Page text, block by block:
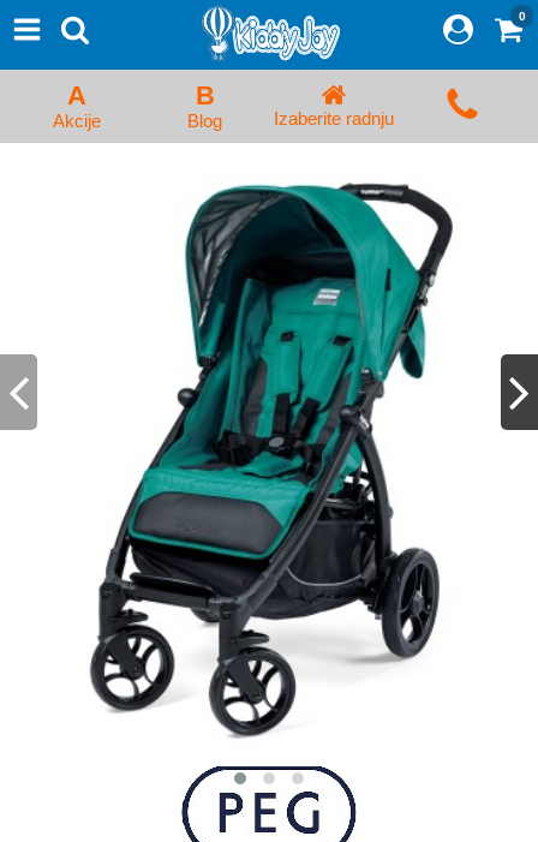
Proizvodi
Početna Prijava/Registracija
Kolica za bebe i dečija kolica
Auto sedišta za decu i bebe
Kreveci, ljuljaške i ležaljke
Kadice, noše i adapteri
Hranilice, flašice i cucle
Monitori, Ogradice i tricikli
Posteljine, vrećice i baldahini
Odeća i obuća
Igračke za bebe i decu
AKCIJA
0
A
Akcije
B
Blog Izaberite radnju